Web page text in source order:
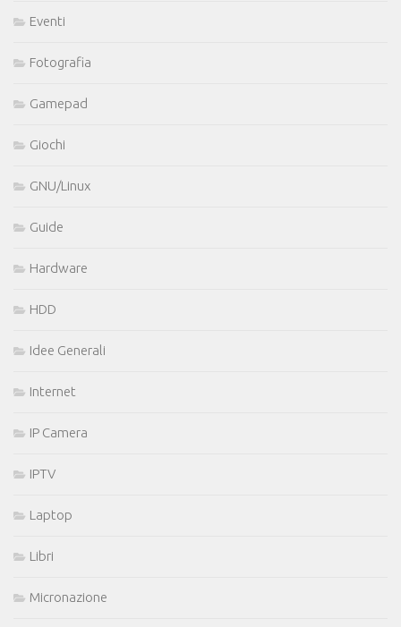
Eventi
Fotografia
Gamepad
Giochi
GNU/Linux
Guide
Hardware
HDD
Idee Generali
Internet
IP Camera
IPTV
Laptop
Libri
Micronazione